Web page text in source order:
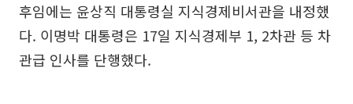
후임에는 윤상직 대통령실 지식경제비서관을 내정했
다. 이명박 대통령은 17일 지식경제부 1, 2차관 등 차
관급 인사를 단행했다.